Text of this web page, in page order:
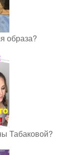
образа?
Табаковой?